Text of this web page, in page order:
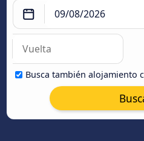
Busca también alojamiento